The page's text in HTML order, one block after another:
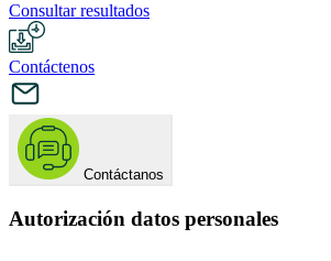
Consultar resultados
Contáctenos
Contáctanos
Autorización datos personales